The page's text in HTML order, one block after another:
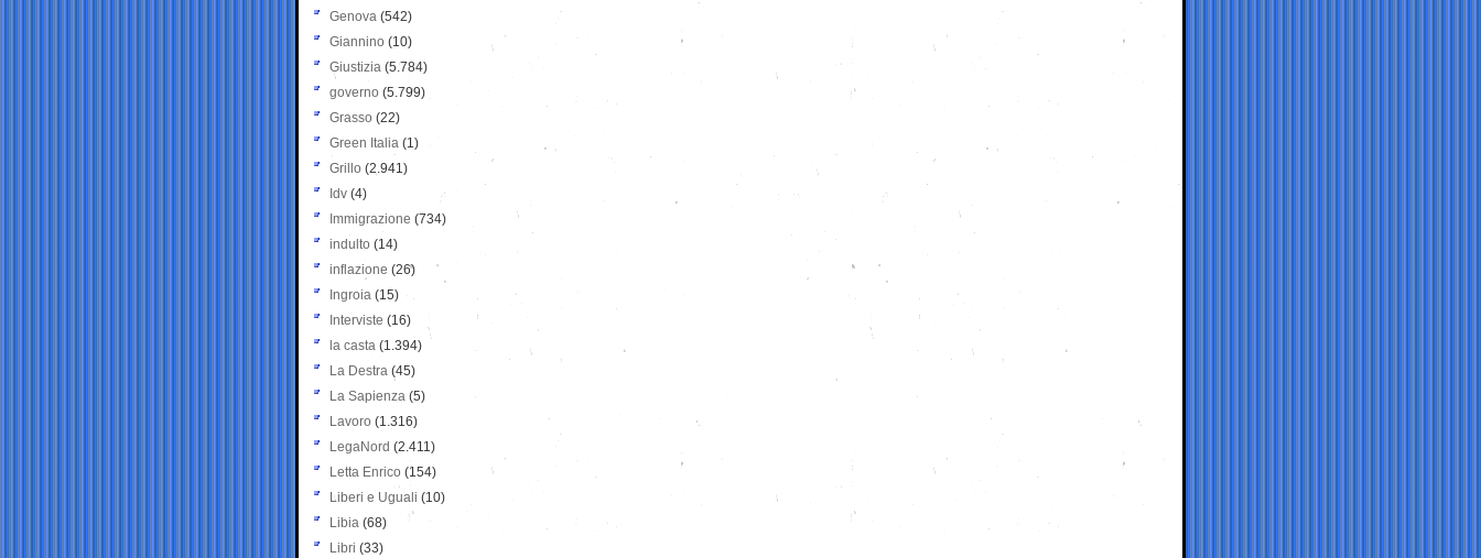
Genova (542)
Giannino (10)
Giustizia (5.784)
governo (5.799)
Grasso (22)
Green Italia (1)
Grillo (2.941)
Idv (4)
Immigrazione (734)
indulto (14)
inflazione (26)
Ingroia (15)
Interviste (16)
la casta (1.394)
La Destra (45)
La Sapienza (5)
Lavoro (1.316)
LegaNord (2.411)
Letta Enrico (154)
Liberi e Uguali (10)
Libia (68)
Libri (33)